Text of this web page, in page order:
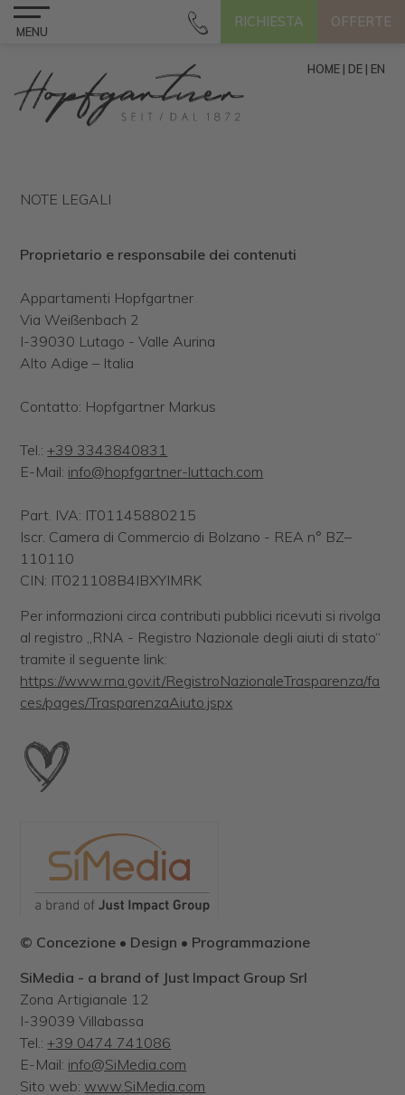
HOME| DE| EN
MENU
RICHIESTA OFFERTE
NOTE LEGALI
Proprietario e responsabile dei contenuti
Appartamenti Hopfgartner
Via Weißenbach 2
I-39030 Lutago - Valle Aurina
Alto Adige – Italia
Contatto: Hopfgartner Markus
Tel.:+39 3343840831
E-Mail: info@hopfgartner-luttach.com
Part. IVA: IT01145880215
Iscr. Camera di Commercio di Bolzano - REA n° BZ–
110110
CIN: IT021108B4IBXYIMRK
Per informazioni circa contributi pubblici ricevuti si rivolga
al registro „RNA - Registro Nazionale degli aiuti di stato“
tramite il seguente link:
https://www.rna.gov.it/RegistroNazionaleTrasparenza/fa
ces/pages/TrasparenzaAiuto.jspx
© Concezione • Design • Programmazione
SiMedia - a brand of Just Impact Group Srl
Zona Artigianale 12
I-39039 Villabassa
Tel.:+39 0474 741086
E-Mail: info@SiMedia.com
Sito web: www.SiMedia.com